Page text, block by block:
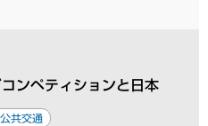
ンペティションと日本
共交通